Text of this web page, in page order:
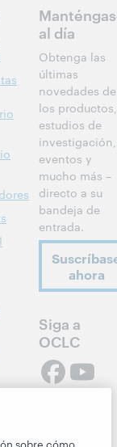
al día
Obtenga las
últimas
novedades de
los productos,
estudios de
investigación,
eventos y
mucho más –
directo a su
bandeja de
entrada.
ahora
Siga a
OCLC
sobre cómo